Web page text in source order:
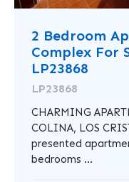
2 Bedroom
Complex For
LP23868
LP23868
CHARMING
COLINA, LOS
presented
bedrooms ...